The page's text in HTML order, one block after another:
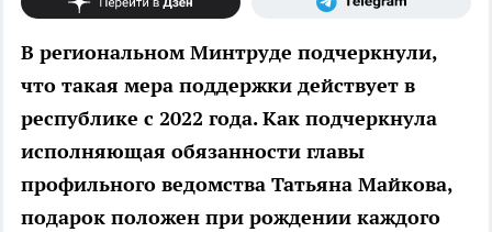
В региональном Минтруде подчеркнули,
что такая мера поддержки действует в
республике с 2022 года. Как подчеркнула
исполняющая обязанности главы
профильного ведомства Татьяна Майкова,
подарок положен при рождении каждого